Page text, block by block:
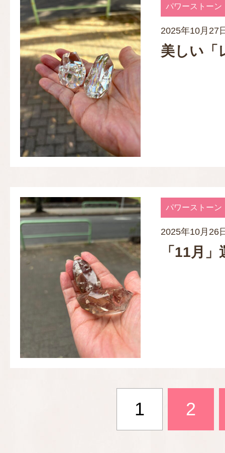
パワーストーン
2025年10月27
美しい「
パワーストーン
2025年10月26
「11月」
1 2